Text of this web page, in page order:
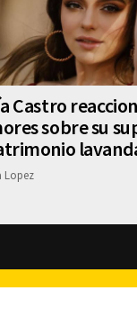
Castro
sobre su
Lopez